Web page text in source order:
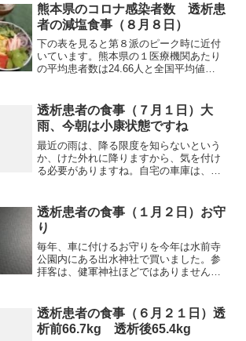
それでは朝食から紹介します。朝食（煮
卵です）昨日作った煮物の豆...
熊本県のコロナ感染者数 透析患
者の減塩食事（８月８日）
下の表を見ると第８派のピーク時に近付
いています。熊本県の１医療機関あたり
の平均患者数は24.66人と全国平均値
ら、８月半ばから下旬にかけては感染者
が増え続ける...
透析患者の食事（７月１日）大
雨、今朝は小康状態ですね
最近の雨は、降る限度を知らないという
か、けた外れに降りますから、気を付け
る必要がありますね。自宅の車庫は、数
が一つ増えました。昨日から、50センチ
ほど高い位置にある隣の...
透析患者の食事（１月２日）お守
り
毎年、車に付けるお守りを今年は水前寺
公園内にある出水神社で買いました。参
拝客は、健軍神社ほどではありませんで
です。写真以外にも、おせち料理を食べ
ています。朝食雑煮は餅の...
透析患者の食事（６月２１日）透
析前66.7kg 透析後65.4kg